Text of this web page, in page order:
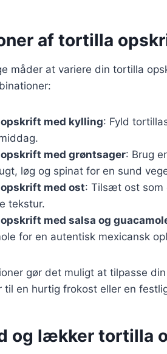
af tortilla
måder at variere din tortilla
med kylling: Fyld
med grøntsager: Brug
løg og spinat for en sund
med ost: Tilsæt ost som
tekstur.
med salsa og
for en autentisk mexicansk
gør det muligt at tilpasse
til en hurtig frokost eller en
og lækker tortilla